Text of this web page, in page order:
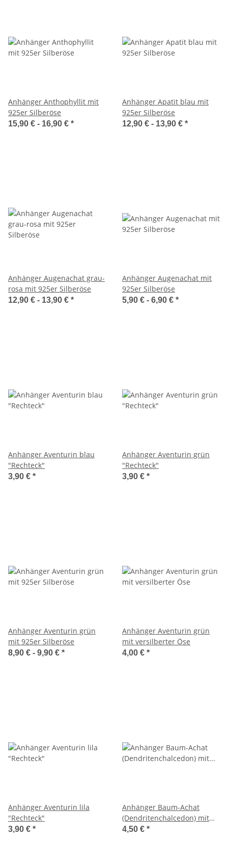
Anhänger Anthophyllit mit
925er Silberöse
15,90 € - 16,90 € *
Anhänger Apatit blau mit
925er Silberöse
12,90 € - 13,90 € *
Anhänger Augenachat grau-
rosa mit 925er Silberöse
12,90 € - 13,90 € *
Anhänger Augenachat mit
925er Silberöse
5,90 € - 6,90 € *
Anhänger Aventurin blau
"Rechteck"
3,90 € *
Anhänger Aventurin grün
"Rechteck"
3,90 € *
Anhänger Aventurin grün
mit 925er Silberöse
8,90 € - 9,90 € *
Anhänger Aventurin grün
mit versilberter Öse
4,00 € *
Anhänger Aventurin lila
"Rechteck"
3,90 € *
Anhänger Baum-Achat
(Dendritenchalcedon) mit
versilberter Öse
4,50 € *